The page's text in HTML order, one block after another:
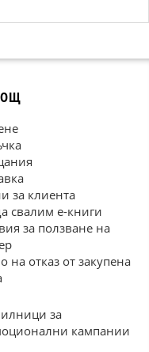
за клиента
свалим е-книги
за ползване на
на отказ от закупена
за
кампании